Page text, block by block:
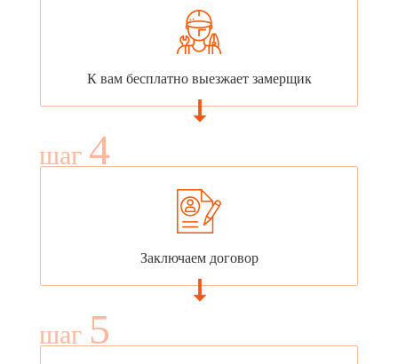
К вам бесплатно выезжает замерщик
шаг 4
Заключаем договор
шаг 5